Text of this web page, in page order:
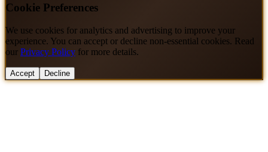
Cookie Preferences
We use cookies for analytics and advertising to improve your
experience. You can accept or decline non-essential cookies. Read
our Privacy Policy for more details.
Accept Decline